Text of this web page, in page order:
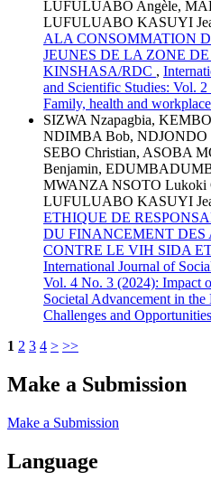
LUFULUABO Angèle,
LUFULUABO KASUYI
ALA CONSOMMATION
JEUNES DE LA ZONE
KINSHASA/RDC ,
and Scientific Studies: Vol.
Family, health and workplace
SIZWA Nzapagbia,
NDIMBA Bob,
SEBO Christian, ASOBA
Benjamin,
MWANZA NSOTO Lukoki
LUFULUABO KASUYI
ETHIQUE DE
DU FINANCEMENT
CONTRE LE VIH SIDA
International Journal of
Vol. 4 No. 3 (2024): Impact
Societal Advancement in
Challenges and Opportunities
1 2 3 4 > >>
Make a Submission
Make a Submission
Language